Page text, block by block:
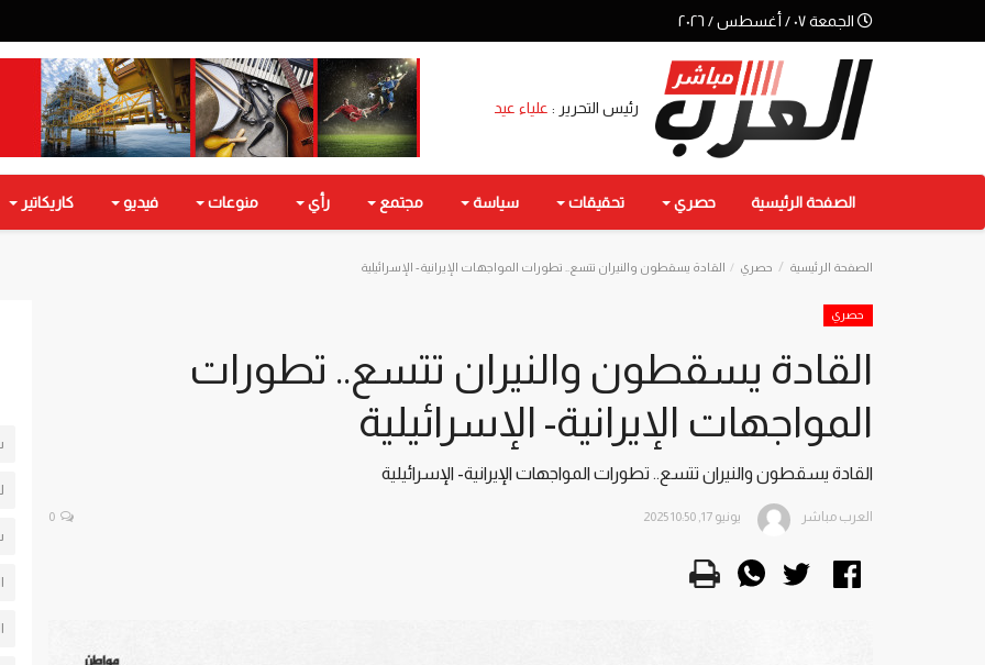
الجمعة ٠٧ / أغسطس / ٢٠٢٦
رئيس التحرير : علياء عيد
الصفحة الرئيسية حصري تحقيقات سياسة مجتمع رأي منوعات فيديو كاريكاتير
الصفحة الرئيسية حصري القادة يسقطون والنيران تتسع.. تطورات المواجهات الإيرانية- الإسرائيلية
حصري
القادة يسقطون والنيران تتسع.. تطورات
المواجهات الإيرانية- الإسرائيلية
القادة يسقطون والنيران تتسع.. تطورات المواجهات الإيرانية- الإسرائيلية
العرب مباشر يونيو 17, 2025 10:50 0